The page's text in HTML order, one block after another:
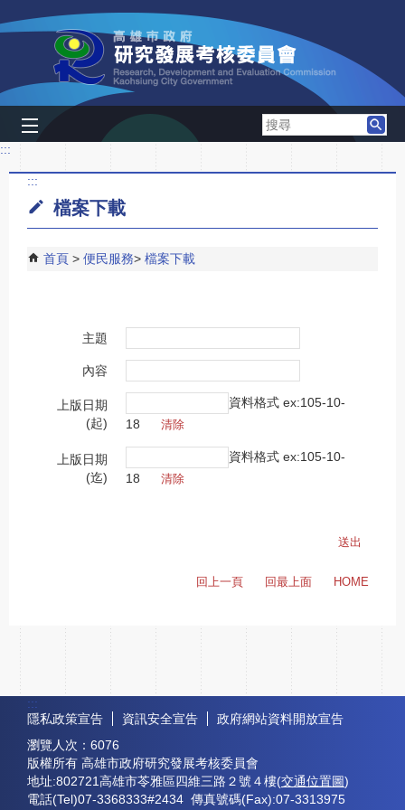
跳到主要內容區塊
搜
尋
:::
:::
檔案下載
首頁 便民服務 檔案下載
主題
內容
上版日期
(起)
資料格式 ex:105-10-
18
上版日期
(迄)
資料格式 ex:105-10-
18
回上一頁 回最上面 HOME
:::
隱私政策宣告
資訊安全宣告
政府網站資料開放宣告
瀏覽人次： 6076
版權所有 高雄市政府研究發展考核委員會
地址:802721高雄市苓雅區四維三路２號４樓(交通位置圖)
電話(Tel)07-3368333#2434 傳真號碼(Fax):07-3313975